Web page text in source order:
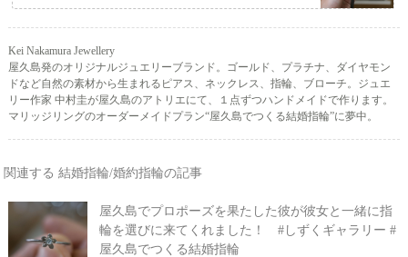
Kei Nakamura Jewellery
屋久島発のオリジナルジュエリーブランド。ゴールド、プラチナ、ダイヤモン
ドなど自然の素材から生まれるピアス、ネックレス、指輪、ブローチ。ジュエ
リー作家 中村圭が屋久島のアトリエにて、１点ずつハンドメイドで作ります。
マリッジリングのオーダーメイドプラン“屋久島でつくる結婚指輪”に夢中。
関連する 結婚指輪/婚約指輪の記事
屋久島でプロポーズを果たした彼が彼女と一緒に指
輪を選びに来てくれました！ #しずくギャラリー #
屋久島でつくる結婚指輪